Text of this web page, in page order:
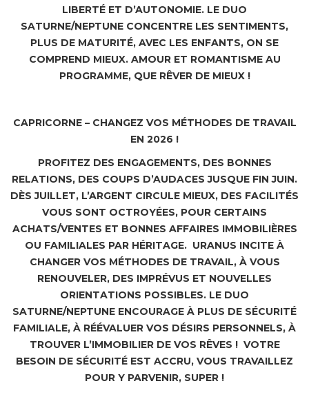
LIBERTÉ ET D’AUTONOMIE. LE DUO
SATURNE/NEPTUNE CONCENTRE LES SENTIMENTS,
PLUS DE MATURITÉ, AVEC LES ENFANTS, ON SE
COMPREND MIEUX. AMOUR ET ROMANTISME AU
PROGRAMME, QUE RÊVER DE MIEUX !
CAPRICORNE – CHANGEZ VOS MÉTHODES DE TRAVAIL
EN 2026 !
PROFITEZ DES ENGAGEMENTS, DES BONNES
RELATIONS, DES COUPS D’AUDACES JUSQUE FIN JUIN.
DÈS JUILLET, L’ARGENT CIRCULE MIEUX, DES FACILITÉS
VOUS SONT OCTROYÉES, POUR CERTAINS
ACHATS/VENTES ET BONNES AFFAIRES IMMOBILIÈRES
OU FAMILIALES PAR HÉRITAGE. URANUS INCITE À
CHANGER VOS MÉTHODES DE TRAVAIL, À VOUS
RENOUVELER, DES IMPRÉVUS ET NOUVELLES
ORIENTATIONS POSSIBLES. LE DUO
SATURNE/NEPTUNE ENCOURAGE À PLUS DE SÉCURITÉ
FAMILIALE, À RÉÉVALUER VOS DÉSIRS PERSONNELS, À
TROUVER L’IMMOBILIER DE VOS RÊVES ! VOTRE
BESOIN DE SÉCURITÉ EST ACCRU, VOUS TRAVAILLEZ
POUR Y PARVENIR, SUPER !